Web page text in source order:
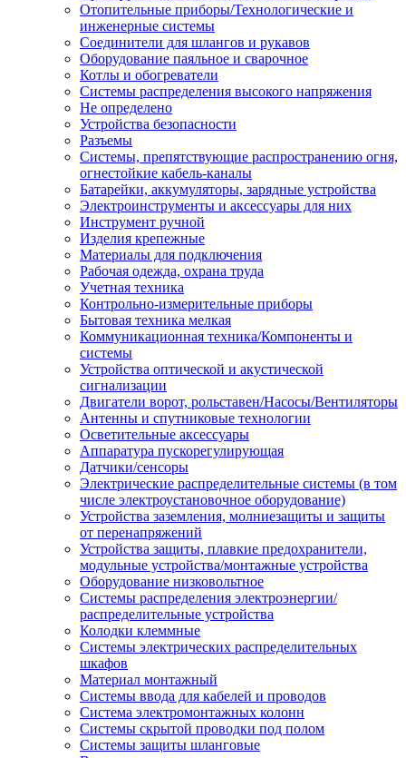
Отопительные приборы/Технологические и
инженерные системы
Соединители для шлангов и рукавов
Оборудование паяльное и сварочное
Котлы и обогреватели
Системы распределения высокого напряжения
Не определено
Устройства безопасности
Разъемы
Системы, препятствующие распространению огня,
огнестойкие кабель-каналы
Батарейки, аккумуляторы, зарядные устройства
Электроинструменты и аксессуары для них
Инструмент ручной
Изделия крепежные
Материалы для подключения
Рабочая одежда, охрана труда
Учетная техника
Контрольно-измерительные приборы
Бытовая техника мелкая
Коммуникационная техника/Компоненты и
системы
Устройства оптической и акустической
сигнализации
Двигатели ворот, рольставен/Насосы/Вентиляторы
Антенны и спутниковые технологии
Осветительные аксессуары
Аппаратура пускорегулирующая
Датчики/сенсоры
Электрические распределительные системы (в том
числе электроустановочное оборудование)
Устройства заземления, молниезащиты и защиты
от перенапряжений
Устройства защиты, плавкие предохранители,
модульные устройства/монтажные устройства
Оборудование низковольтное
Системы распределения электроэнергии/
распределительные устройства
Колодки клеммные
Системы электрических распределительных
шкафов
Материал монтажный
Системы ввода для кабелей и проводов
Система электромонтажных колонн
Системы скрытой проводки под полом
Системы защиты шланговые